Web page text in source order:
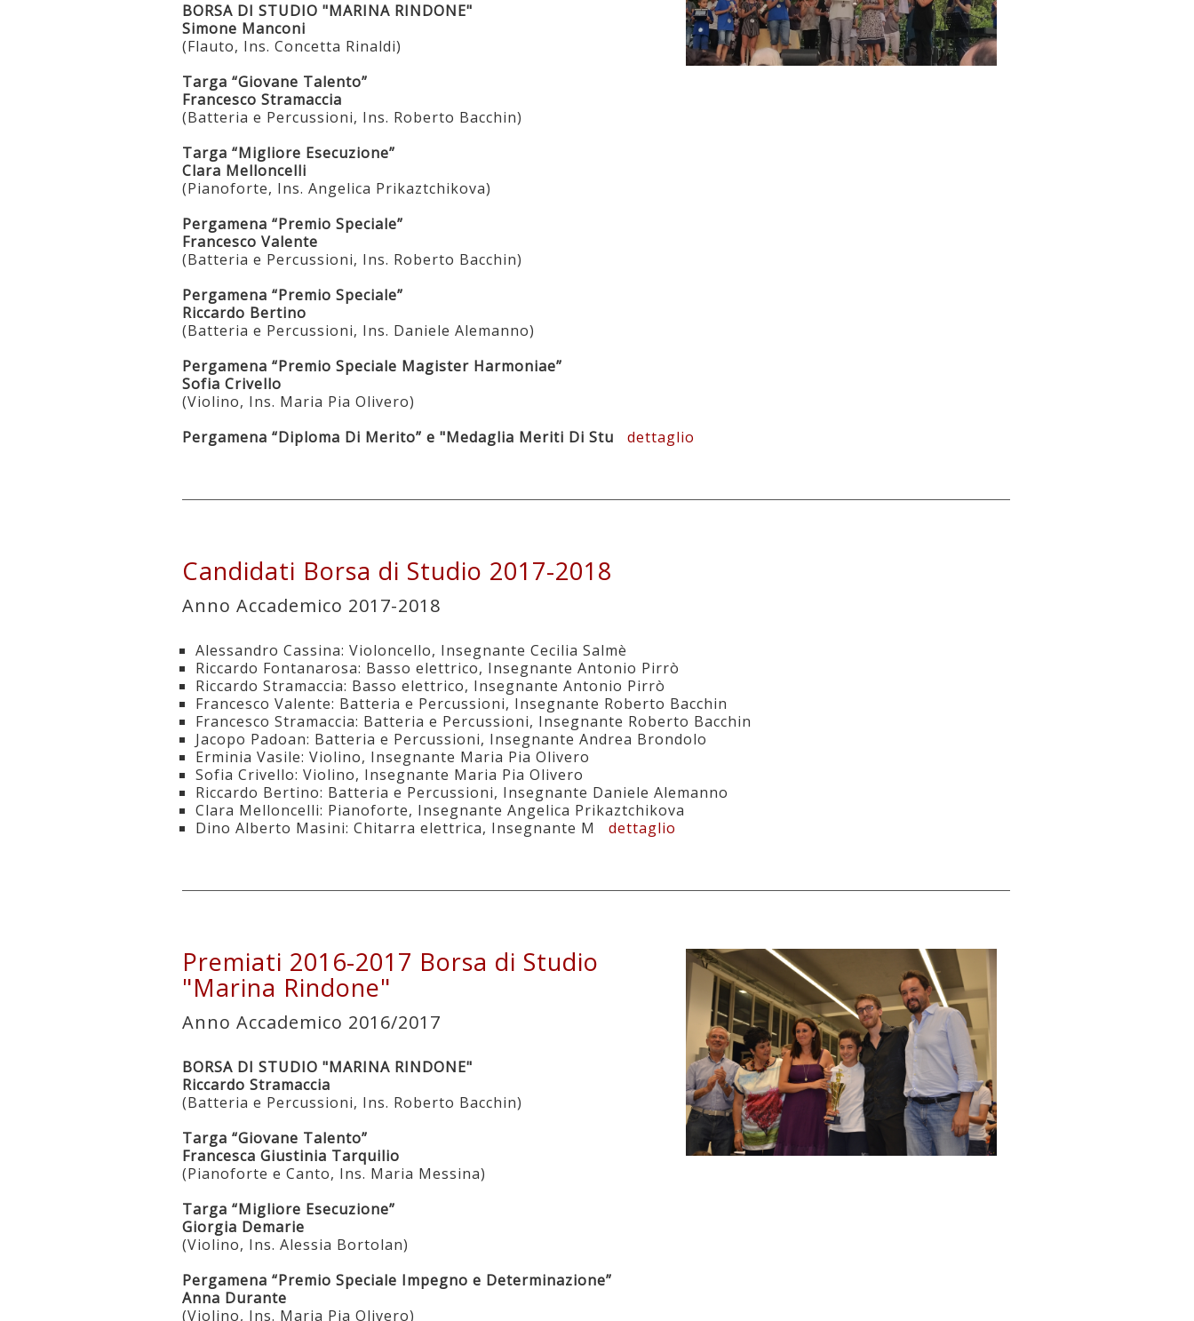
BORSA DI STUDIO "MARINA RINDONE"
Simone Manconi
(Flauto, Ins. Concetta Rinaldi)
Targa “Giovane Talento”
Francesco Stramaccia
(Batteria e Percussioni, Ins. Roberto Bacchin)
Targa “Migliore Esecuzione”
Clara Melloncelli
(Pianoforte, Ins. Angelica Prikaztchikova)
Pergamena “Premio Speciale”
Francesco Valente
(Batteria e Percussioni, Ins. Roberto Bacchin)
Pergamena “Premio Speciale”
Riccardo Bertino
(Batteria e Percussioni, Ins. Daniele Alemanno)
Pergamena “Premio Speciale Magister Harmoniae”
Sofia Crivello
(Violino, Ins. Maria Pia Olivero)
Pergamena “Diploma Di Merito” e "Medaglia Meriti Di Stu
dettaglio
Candidati Borsa di Studio 2017-2018
Anno Accademico 2017-2018
Alessandro Cassina: Violoncello, Insegnante Cecilia Salmè
Riccardo Fontanarosa: Basso elettrico, Insegnante Antonio Pirrò
Riccardo Stramaccia: Basso elettrico, Insegnante Antonio Pirrò
Francesco Valente: Batteria e Percussioni, Insegnante Roberto Bacchin
Francesco Stramaccia: Batteria e Percussioni, Insegnante Roberto Bacchin
Jacopo Padoan: Batteria e Percussioni, Insegnante Andrea Brondolo
Erminia Vasile: Violino, Insegnante Maria Pia Olivero
Sofia Crivello: Violino, Insegnante Maria Pia Olivero
Riccardo Bertino: Batteria e Percussioni, Insegnante Daniele Alemanno
Clara Melloncelli: Pianoforte, Insegnante Angelica Prikaztchikova
Dino Alberto Masini: Chitarra elettrica, Insegnante Mdettaglio
Premiati 2016-2017 Borsa di Studio
"Marina Rindone"
Anno Accademico 2016/2017
BORSA DI STUDIO "MARINA RINDONE"
Riccardo Stramaccia
(Batteria e Percussioni, Ins. Roberto Bacchin)
Targa “Giovane Talento”
Francesca Giustinia Tarquilio
(Pianoforte e Canto, Ins. Maria Messina)
Targa “Migliore Esecuzione”
Giorgia Demarie
(Violino, Ins. Alessia Bortolan)
Pergamena “Premio Speciale Impegno e Determinazione”
Anna Durante
(Violino, Ins. Maria Pia Olivero)